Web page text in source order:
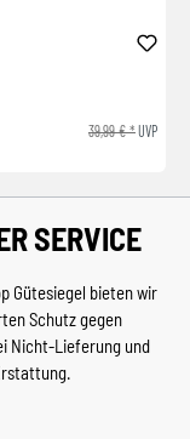
39,99 € *UVP
SERVICE
Gütesiegel bieten wir
Schutz gegen
Nicht-Lieferung und